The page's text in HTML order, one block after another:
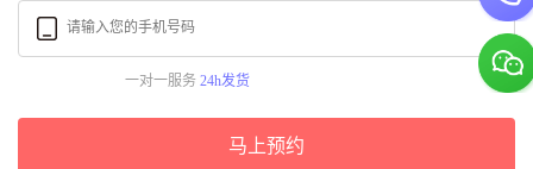
一对一服务 24h发货
马上预约